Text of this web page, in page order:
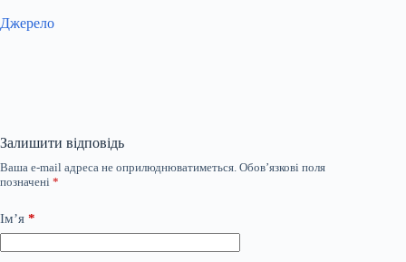
Джерело
Залишити відповідь
Ваша e-mail адреса не оприлюднюватиметься. Обов’язкові поля
позначені *
Ім’я *